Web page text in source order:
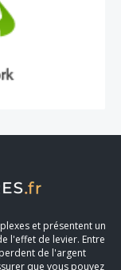
et présentent un
l'effet de levier. Entre
de l'argent
que vous pouvez